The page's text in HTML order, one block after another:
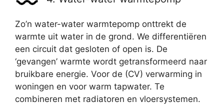
Zo’n water-water warmtepomp onttrekt de
warmte uit water in de grond. We differentiëren
een circuit dat gesloten of open is. De
‘gevangen’ warmte wordt getransformeerd naar
bruikbare energie. Voor de (CV) verwarming in
woningen en voor warm tapwater. Te
combineren met radiatoren en vloersystemen.